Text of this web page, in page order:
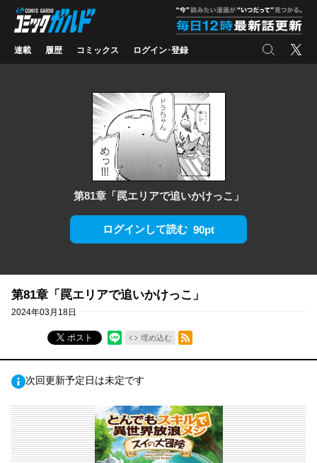
コミックガルド
連載 履歴 コミックス ログイン･登録 検索 X
第81章「罠エリアで追いかけっこ」
ログインして読む 90pt
第81章「罠エリアで追いかけっこ」
2024年03月18日
ポスト 埋め込む
RSSフィード
次回更新予定日は未定です